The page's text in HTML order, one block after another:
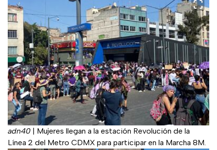
adn40
Mujeres llegan a la estación Revolución de la
Línea 2 del Metro CDMX para participar en la Marcha 8M.